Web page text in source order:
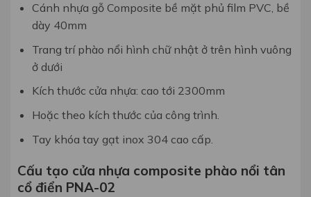
Cánh nhựa gỗ Composite bề mặt phủ film PVC, bề
dày 40mm
Trang trí phào nổi hình chữ nhật ở trên hình vuông
ở dưới
Kích thước cửa nhựa: cao tới 2300mm
Hoặc theo kích thước của công trình.
Tay khóa tay gạt inox 304 cao cấp.
Cấu tạo cửa nhựa composite phào nổi tân
cổ điển PNA-02